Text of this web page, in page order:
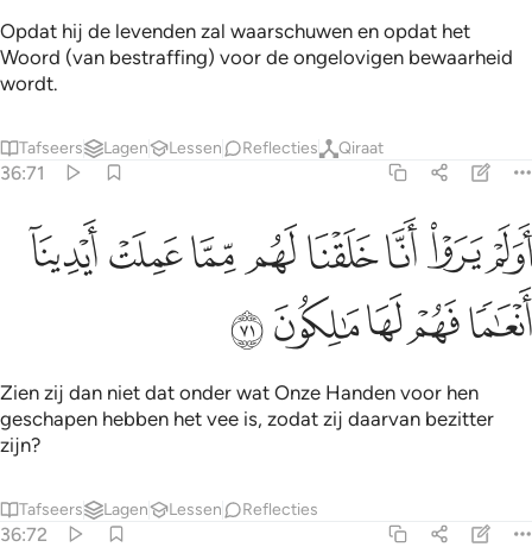
Opdat hij de levenden zal waarschuwen en opdat het
Woord (van bestraffing) voor de ongelovigen bewaarheid
wordt.
Tafseers Lagen Lessen Reflecties Qiraat
36:71
اولم يروا انا خلقنا لهم مما عملت ايدينا انعاما فهم لها مالكون ٧١
أَوَلَمْ يَرَوْا۟ أَنَّا خَلَقْنَا لَهُم مِّمَّا عَمِلَتْ أَيْدِينَآ أَنْعَـٰمًۭا فَهُمْ لَهَا مَـٰلِكُونَ ٧١
ﱁﱂﱃﱄﱅﱆﱇﱈ
ﱉﱊﱋﱌﱍ
Zien zij dan niet dat onder wat Onze Handen voor hen
geschapen hebben het vee is, zodat zij daarvan bezitter
zijn?
Tafseers Lagen Lessen Reflecties
36:72